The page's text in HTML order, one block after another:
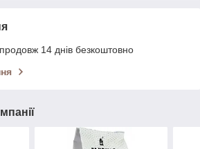
14 днів безкоштовно